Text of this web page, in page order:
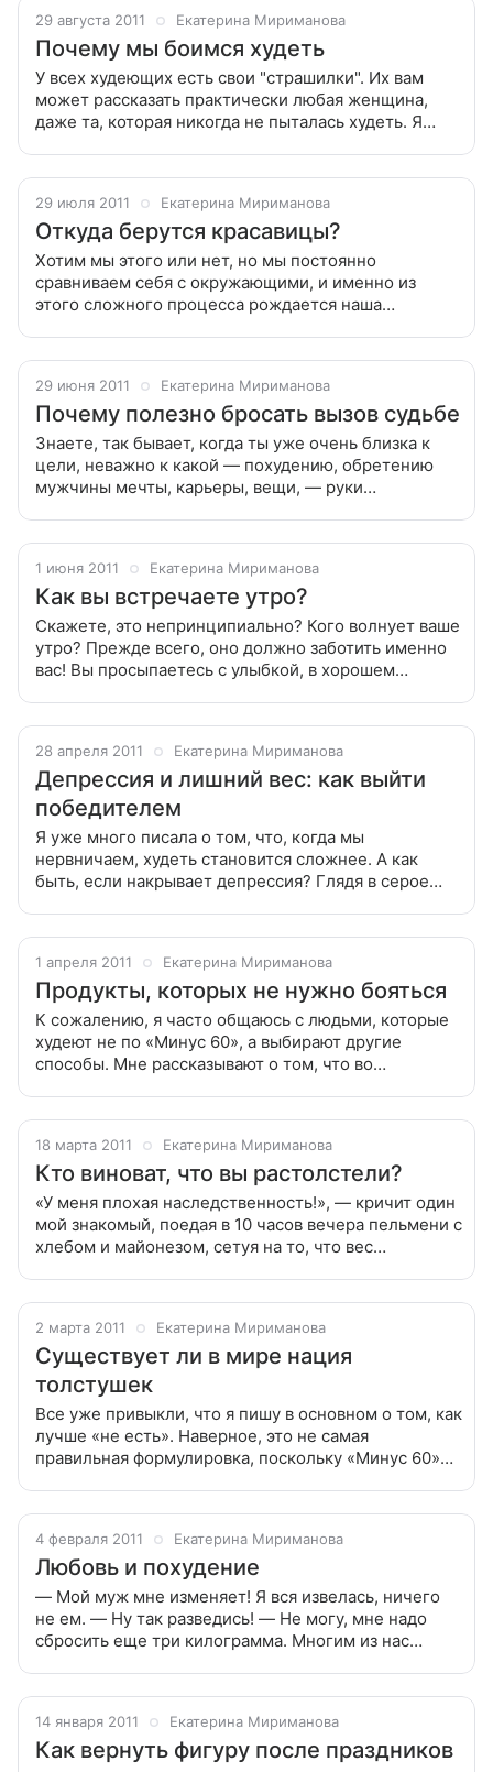
29 августа 2011 Екатерина Мириманова
Почему мы боимся худеть
У всех худеющих есть свои "страшилки". Их вам
может рассказать практически любая женщина,
даже та, которая никогда не пыталась худеть. Я
29 июля 2011 Екатерина Мириманова
Откуда берутся красавицы?
Хотим мы этого или нет, но мы постоянно
сравниваем себя с окружающими, и именно из
этого сложного процесса рождается наша
29 июня 2011 Екатерина Мириманова
Почему полезно бросать вызов судьбе
Знаете, так бывает, когда ты уже очень близка к
цели, неважно к какой — похудению, обретению
мужчины мечты, карьеры, вещи, — руки
1 июня 2011 Екатерина Мириманова
Как вы встречаете утро?
Скажете, это непринципиально? Кого волнует ваше
утро? Прежде всего, оно должно заботить именно
вас! Вы просыпаетесь с улыбкой, в хорошем
28 апреля 2011 Екатерина Мириманова
Депрессия и лишний вес: как выйти
победителем
Я уже много писала о том, что, когда мы
нервничаем, худеть становится сложнее. А как
быть, если накрывает депрессия? Глядя в серое
1 апреля 2011 Екатерина Мириманова
Продукты, которых не нужно бояться
К сожалению, я часто общаюсь с людьми, которые
худеют не по «Минус 60», а выбирают другие
способы. Мне рассказывают о том, что во
18 марта 2011 Екатерина Мириманова
Кто виноват, что вы растолстели?
«У меня плохая наследственность!», — кричит один
мой знакомый, поедая в 10 часов вечера пельмени с
хлебом и майонезом, сетуя на то, что вес
2 марта 2011 Екатерина Мириманова
Существует ли в мире нация
толстушек
Все уже привыкли, что я пишу в основном о том, как
лучше «не есть». Наверное, это не самая
правильная формулировка, поскольку «Минус 60»
4 февраля 2011 Екатерина Мириманова
Любовь и похудение
— Мой муж мне изменяет! Я вся извелась, ничего
не ем. — Ну так разведись! — Не могу, мне надо
сбросить еще три килограмма. Многим из нас
14 января 2011 Екатерина Мириманова
Как вернуть фигуру после праздников